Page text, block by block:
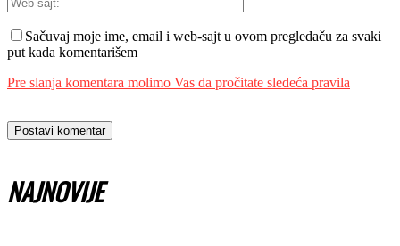
Sačuvaj moje ime, email i web-sajt u ovom pregledaču za svaki
put kada komentarišem
Pre slanja komentara molimo Vas da pročitate sledeća pravila
NAJNOVIJE